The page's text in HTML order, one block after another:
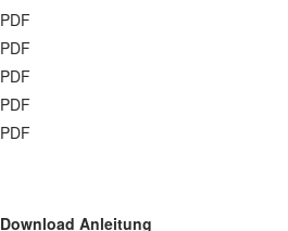
PDF
PDF
PDF
PDF
PDF
Download Anleitung